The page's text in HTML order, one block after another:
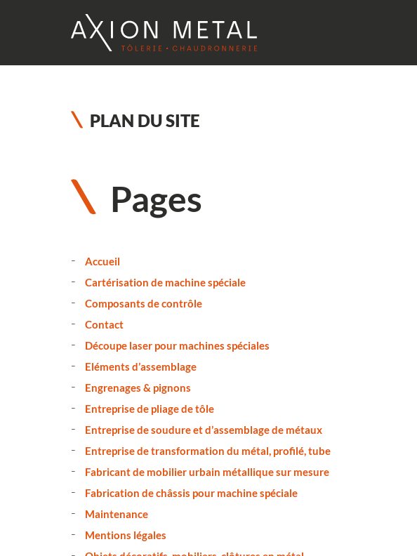
PLAN DU SITE
Pages
Accueil
Cartérisation de machine spéciale
Composants de contrôle
Contact
Découpe laser pour machines spéciales
Eléments d’assemblage
Engrenages & pignons
Entreprise de pliage de tôle
Entreprise de soudure et d’assemblage de métaux
Entreprise de transformation du métal, profilé, tube
Fabricant de mobilier urbain métallique sur mesure
Fabrication de châssis pour machine spéciale
Maintenance
Mentions légales